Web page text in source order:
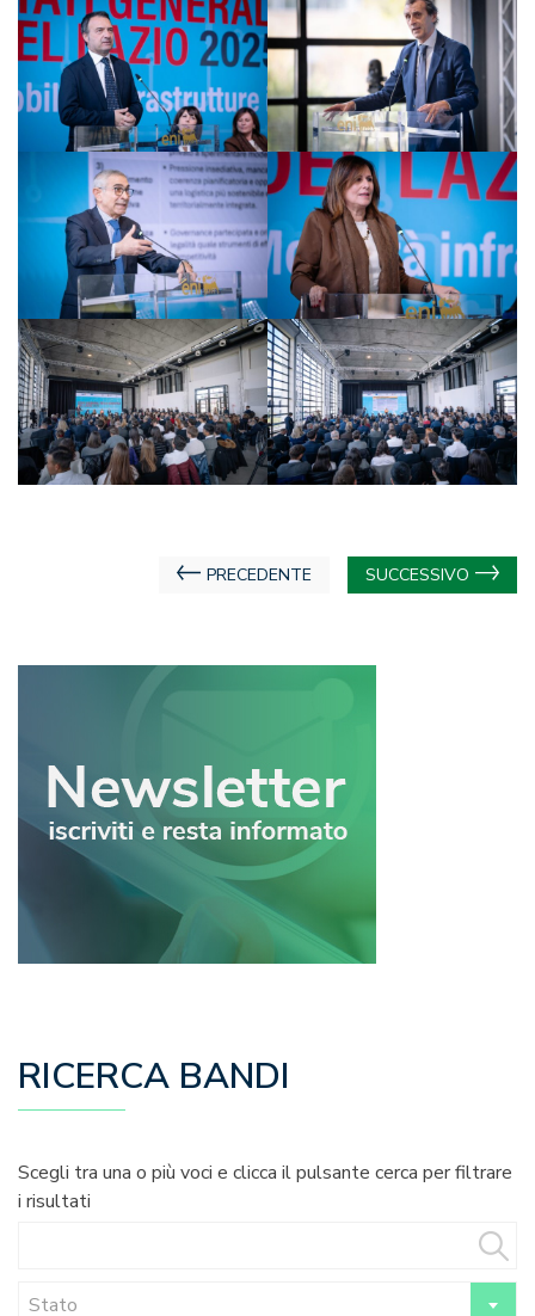
Navigazione
PRECEDENTE SUCCESSIVO
RICERCA BANDI
Scegli tra una o più voci e clicca il pulsante cerca per filtrare
i risultati
Stato